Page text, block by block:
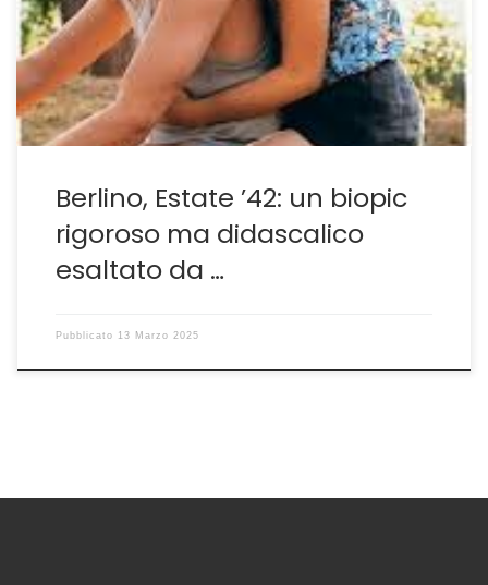
gruppo de L’Orchestra Rossa venne dapprima
incarcerata e successivamente condannata a morte
dal regime hitleriano. Ne fa un film che poggia le
proprie […]
Berlino, Estate ’42: un biopic
rigoroso ma didascalico
esaltato da …
Pubblicato 13 Marzo 2025